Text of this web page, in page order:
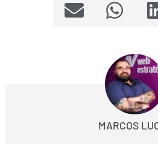
MARCOS